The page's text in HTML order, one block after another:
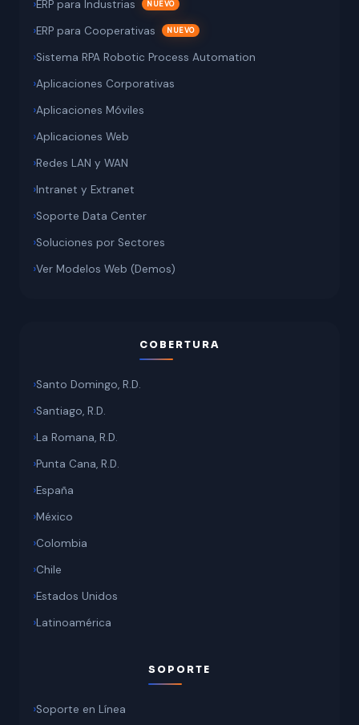
ERP para Industrias
ERP para Cooperativas
Sistema RPA Robotic Process Automation
Aplicaciones Corporativas
Aplicaciones Móviles
Aplicaciones Web
Redes LAN y WAN
Intranet y Extranet
Soporte Data Center
Soluciones por Sectores
Ver Modelos Web (Demos)
COBERTURA
Santo Domingo, R.D.
Santiago, R.D.
La Romana, R.D.
Punta Cana, R.D.
España
México
Colombia
Chile
Estados Unidos
Latinoamérica
SOPORTE
Soporte en Línea